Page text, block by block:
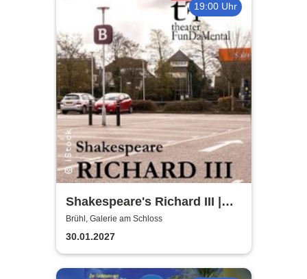
19:00 Uhr
Shakespeare's Richard III |
Galerie am Schloss Brühl
Brühl, Galerie am Schloss
30.01.2027